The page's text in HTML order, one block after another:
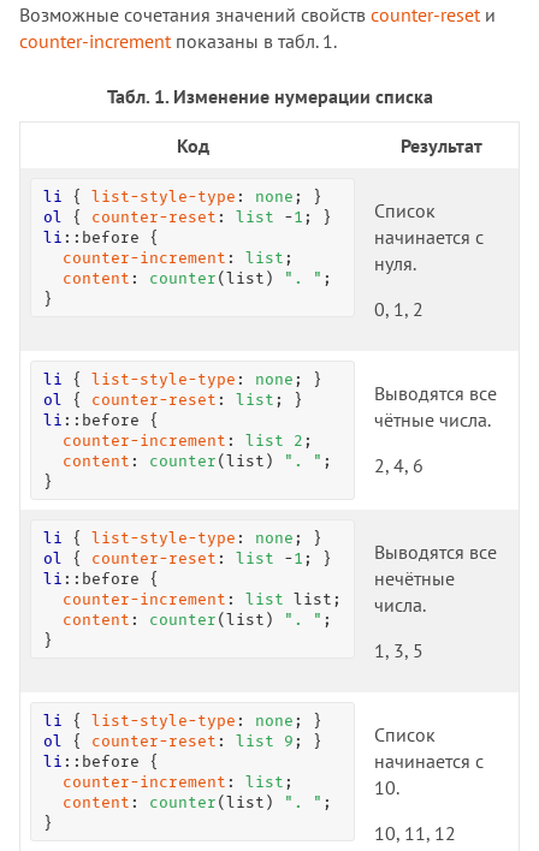
Возможные сочетания значений свойств counter-reset и
counter-increment показаны в табл. 1.
Табл. 1. Изменение нумерации списка
Код Результат
li { list-style-type : none
ol
{ counter-reset : list -1
li : :before {
counter-increment : list ;
content : counter (list) ". " ;
}
Список
начинается с
нуля.
0, 1, 2
li { list-style-type : none
ol
{ counter-reset : list
li : :before {
counter-increment : list 2 ;
content : counter (list) ". " ;
}
Выводятся все
чётные числа.
2, 4, 6
li { list-style-type : none
ol
{ counter-reset : list -1
li : :before {
counter-increment : list list;
content : counter (list) ". " ;
}
Выводятся все
нечётные
числа.
1, 3, 5
li { list-style-type : none
ol
{ counter-reset : list 9
li : :before {
counter-increment : list ;
content : counter (list) ". " ;
}
Список
начинается с
10.
10, 11, 12
@document
@keyframes
@supports
@viewport
accent-color
align-content
align-self
all
animation
animation-delay
animation-direction
animation-duration
animation-fill-mode
animation-iteration-count
animation-name
animation-play-state
appearance
aspect-ratio
backdrop-filter
backface-visibility
background